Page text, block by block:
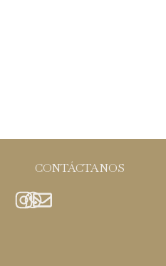
CONTÁCTANOS